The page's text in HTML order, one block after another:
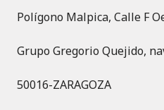
Polígono Malpica, Calle F
Grupo Gregorio
50016-ZARAGOZA